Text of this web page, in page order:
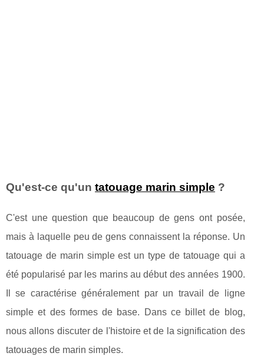
Qu'est-ce qu'un tatouage marin simple ?
C'est une question que beaucoup de gens ont posée,
mais à laquelle peu de gens connaissent la réponse. Un
tatouage de marin simple est un type de tatouage qui a
été popularisé par les marins au début des années 1900.
Il se caractérise généralement par un travail de ligne
simple et des formes de base. Dans ce billet de blog,
nous allons discuter de l'histoire et de la signification des
tatouages de marin simples.